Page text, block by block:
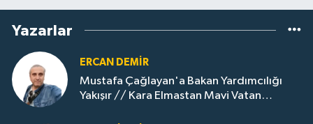
Yazarlar
ERCAN DEMIR
Mustafa Çağlayan'a Bakan Yardımcılığı
Yakışır // ​Kara Elmastan Mavi Vatan